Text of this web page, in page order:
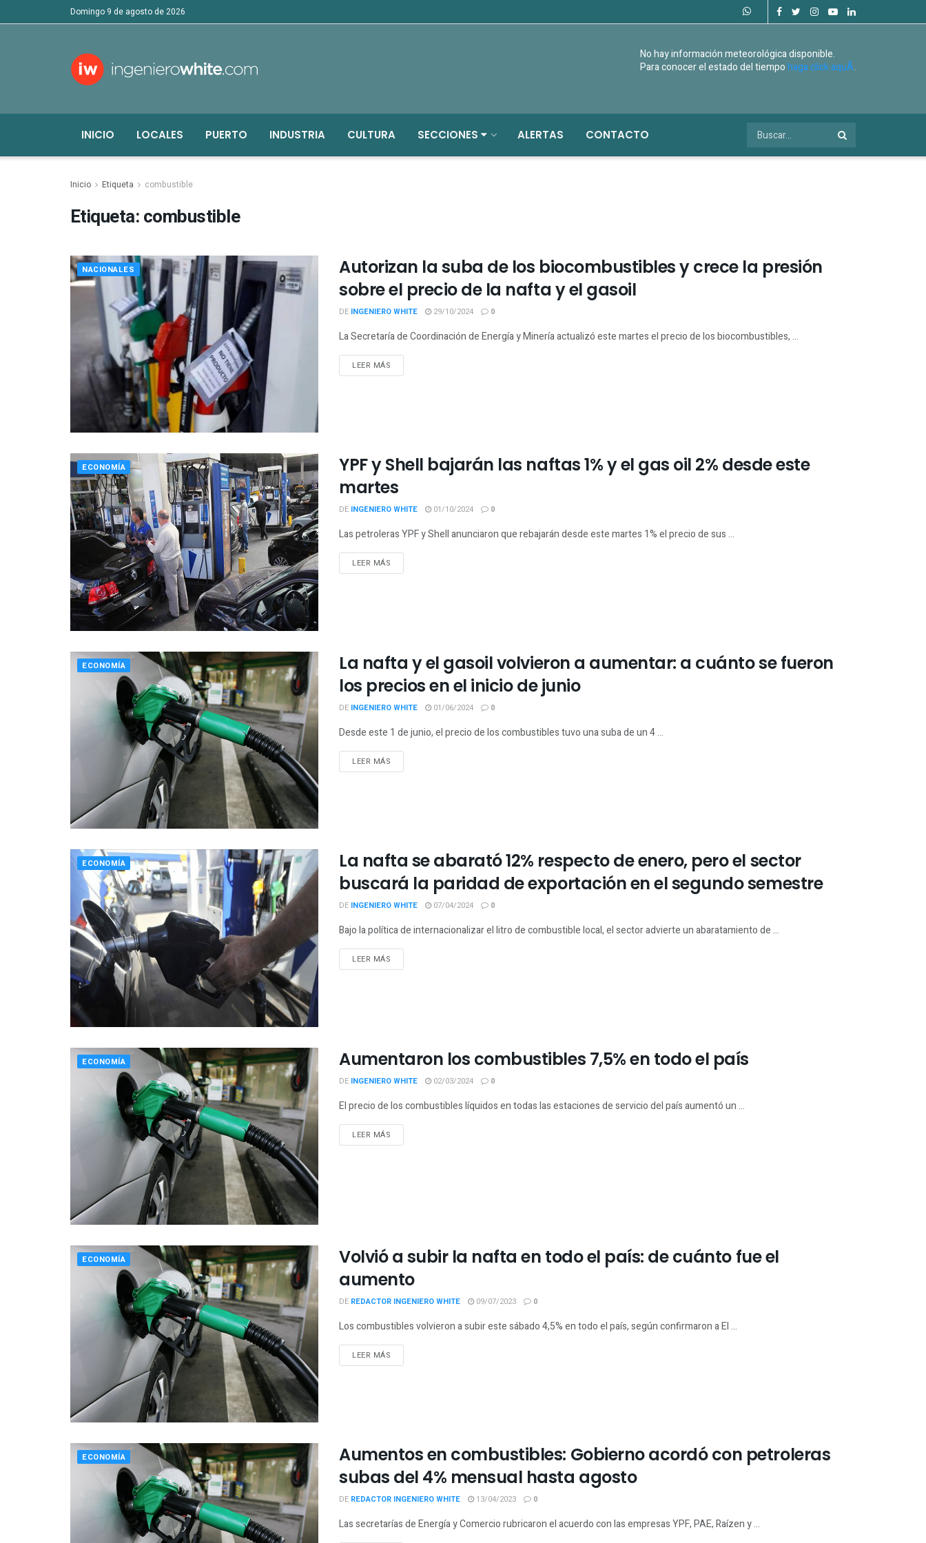
domingo 9 de agosto de 2026
No hay información meteorológica disponible.
Para conocer el estado del tiempohaga click aquÃ­.
INICIO LOCALES PUERTO INDUSTRIA CULTURA SECCIONES ALERTAS CONTACTO
Inicio Etiqueta combustible
Etiqueta:combustible
NACIONALES
Autorizan la suba de los biocombustibles y crece la presión
sobre el precio de la nafta y el gasoil
DE INGENIERO WHITE 29/10/2024 0
La Secretaría de Coordinación de Energía y Minería actualizó este martes el precio de los biocombustibles, ...
LEER MÁS
ECONOMÍA
YPF y Shell bajarán las naftas 1% y el gas oil 2% desde este
martes
DE INGENIERO WHITE 01/10/2024 0
Las petroleras YPF y Shell anunciaron que rebajarán desde este martes 1% el precio de sus ...
LEER MÁS
ECONOMÍA
La nafta y el gasoil volvieron a aumentar: a cuánto se fueron
los precios en el inicio de junio
DE INGENIERO WHITE 01/06/2024 0
Desde este 1 de junio, el precio de los combustibles tuvo una suba de un 4 ...
LEER MÁS
ECONOMÍA
La nafta se abarató 12% respecto de enero, pero el sector
buscará la paridad de exportación en el segundo semestre
DE INGENIERO WHITE 07/04/2024 0
Bajo la política de internacionalizar el litro de combustible local, el sector advierte un abaratamiento de ...
LEER MÁS
ECONOMÍA Aumentaron los combustibles 7,5% en todo el país
DE INGENIERO WHITE 02/03/2024 0
El precio de los combustibles líquidos en todas las estaciones de servicio del país aumentó un ...
LEER MÁS
ECONOMÍA
Volvió a subir la nafta en todo el país: de cuánto fue el
aumento
DE REDACTOR INGENIERO WHITE 09/07/2023 0
Los combustibles volvieron a subir este sábado 4,5% en todo el país, según confirmaron a El ...
LEER MÁS
ECONOMÍA
Aumentos en combustibles: Gobierno acordó con petroleras
subas del 4% mensual hasta agosto
DE REDACTOR INGENIERO WHITE 13/04/2023 0
Las secretarías de Energía y Comercio rubricaron el acuerdo con las empresas YPF, PAE, Raízen y ...